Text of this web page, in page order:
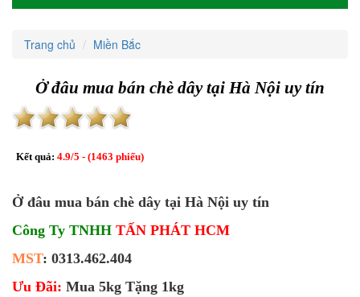
Trang chủ Miền Bắc
Ở đâu mua bán chè dây tại Hà Nội uy tín
Kết quả: 4.9/5 - (1463 phiếu)
Ở đâu mua bán chè dây tại Hà Nội uy tín
Công Ty TNHH TẤN PHÁT HCM
MST: 0313.462.404
Ưu Đãi: Mua 5kg Tặng 1kg